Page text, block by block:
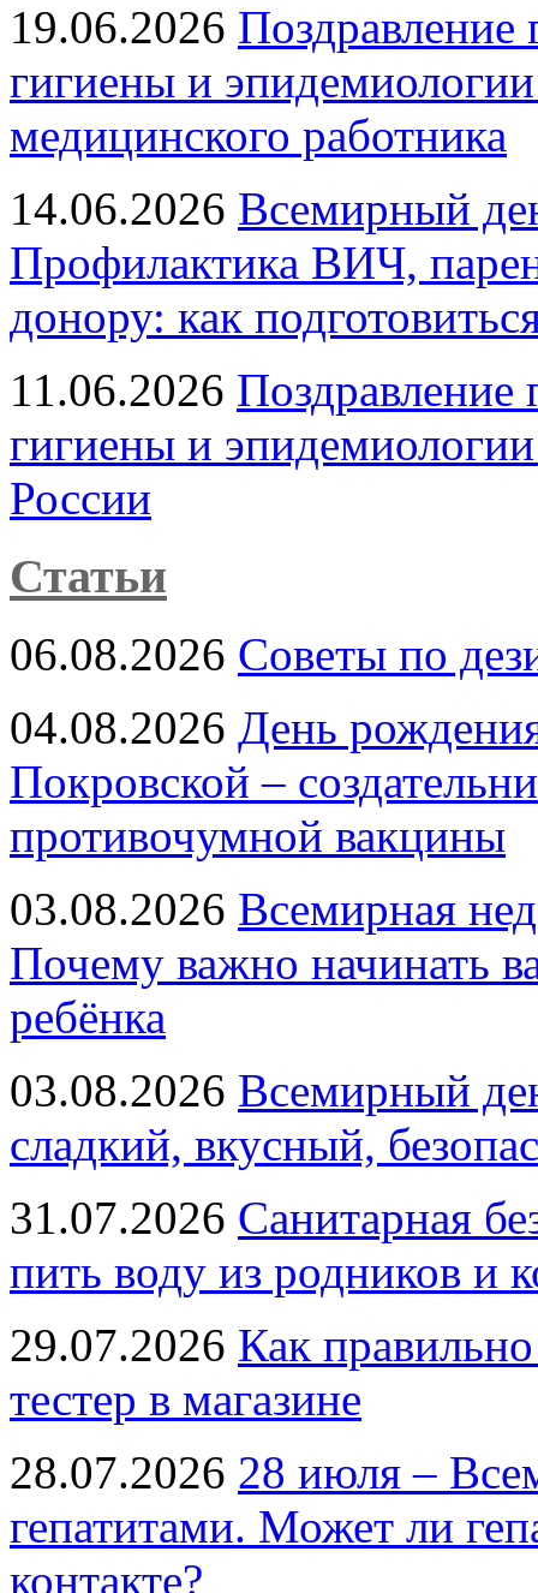
19.06.2026 Поздравление
гигиены и
медицинского работника
14.06.2026 Всемирный
Профилактика ВИЧ,
донору: как
11.06.2026 Поздравление
гигиены и
России
Статьи
06.08.2026 Советы по
04.08.2026 День
Покровской –
противочумной вакцины
03.08.2026 Всемирная
Почему важно начинать
ребёнка
03.08.2026 Всемирный
сладкий, вкусный,
31.07.2026 Санитарная
пить воду из родников и
29.07.2026 Как
тестер в магазине
28.07.2026 28 июля –
гепатитами. Может ли
контакте?